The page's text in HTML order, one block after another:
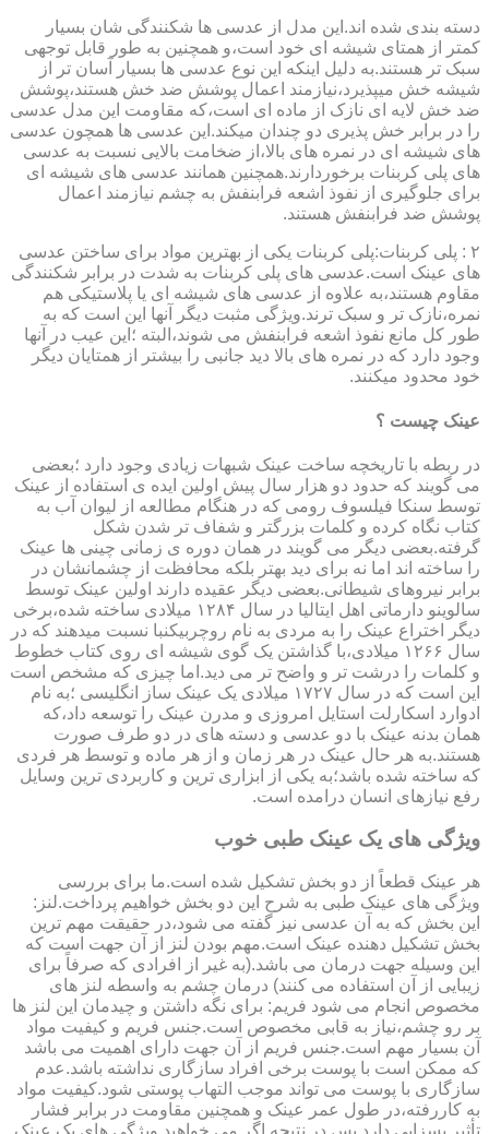
دسته بندی شده اند.این مدل از عدسی ها شکنندگی شان بسیار
کمتر از همتای شیشه ای خود است،و همچنین به طور قابل توجهی
سبک تر هستند.به دلیل اینکه این نوع عدسی ها بسیار آسان تر از
شیشه خش میپذیرد،نیازمند اعمال پوشش ضد خش هستند،پوشش
ضد خش لایه ای نازک از ماده ای است،که مقاومت این مدل عدسی
را در برابر خش پذیری دو چندان میکند.این عدسی ها همچون عدسی
های شیشه ای در نمره های بالا،از ضخامت بالایی نسبت به عدسی
های پلی کربنات برخوردارند.همچنین همانند عدسی های شیشه ای
برای جلوگیری از نفوذ اشعه فرابنفش به چشم نیازمند اعمال
پوشش ضد فرابنفش هستند.
۲ : پلی کربنات:پلی کربنات یکی از بهترین مواد برای ساختن عدسی
های عینک است.عدسی های پلی کربنات به شدت در برابر شکنندگی
مقاوم هستند،به علاوه از عدسی های شیشه ای یا پلاستیکی هم
نمره،نازک تر و سبک ترند.ویژگی مثبت دیگر آنها این است که به
طور کل مانع نفوذ اشعه فرابنفش می شوند،البته ؛این عیب در آنها
وجود دارد که در نمره های بالا دید جانبی را بیشتر از همتایان دیگر
خود محدود میکنند.
عینک چیست ؟
در ربطه با تاریخچه ساخت عینک شبهات زیادی وجود دارد ؛بعضی
می گویند که حدود دو هزار سال پیش اولین ایده ی استفاده از عینک
توسط سنکا فیلسوف رومی که در هنگام مطالعه از لیوان آب به
کتاب نگاه کرده و کلمات بزرگتر و شفاف تر شدن شکل
گرفته.بعضی دیگر می گویند در همان دوره ی زمانی چینی ها عینک
را ساخته اند اما نه برای دید بهتر بلکه محافظت از چشمانشان در
برابر نیروهای شیطانی.بعضی دیگر عقیده دارند اولین عینک توسط
سالوینو دارماتی اهل ایتالیا در سال ۱۲۸۴ میلادی ساخته شده،برخی
دیگر اختراع عینک را به مردی به نام روچربیکنبا نسبت میدهند که در
سال ۱۲۶۶ میلادی،با گذاشتن یک گوی شیشه ای روی کتاب خطوط
و کلمات را درشت تر و واضح تر می دید.اما چیزی که مشخص است
این است که در سال ۱۷۲۷ میلادی یک عینک ساز انگلیسی ؛به نام
ادوارد اسکارلت استایل امروزی و مدرن عینک را توسعه داد،که
همان بدنه عینک با دو عدسی و دسته های در دو طرف صورت
هستند.به هر حال عینک در هر زمان و از هر ماده و توسط هر فردی
که ساخته شده باشد؛به یکی از ابزاری ترین و کاربردی ترین وسایل
رفع نیازهای انسان درامده است.
ویژگی های یک عینک طبی خوب
هر عینک قطعاً از دو بخش تشکیل شده است.ما برای بررسی
ویژگی های عینک طبی به شرح این دو بخش خواهیم پرداخت.لنز:
این بخش که به آن عدسی نیز گفته می شود،در حقیقت مهم ترین
بخش تشکیل دهنده عینک است.مهم بودن لنز از آن جهت است که
این وسیله جهت درمان می باشد.(به غیر از افرادی که صرفاً برای
زیبایی از آن استفاده می کنند) درمان چشم به واسطه لنز های
مخصوص انجام می شود فریم: برای نگه داشتن و چیدمان این لنز ها
بر رو چشم،نیاز به قابی مخصوص است.جنس فریم و کیفیت مواد
آن بسیار مهم است.جنس فریم از آن جهت دارای اهمیت می باشد
که ممکن است با پوست برخی افراد سازگاری نداشته باشد.عدم
سازگاری با پوست می تواند موجب التهاب پوستی شود.کیفیت مواد
به کاررفته،در طول عمر عینک و همچنین مقاومت در برابر فشار